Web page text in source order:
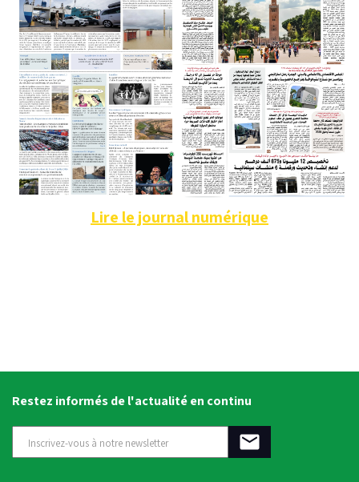
Lire le journal numérique
Restez informés de l'actualité en continu